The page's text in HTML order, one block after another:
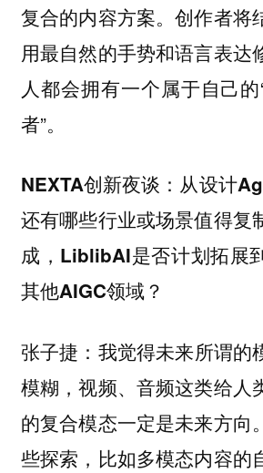
复合的内容方案。创作者将
用最自然的手势和语言表达
人都会拥有一个属于自己
者”。
NEXTA创新夜谈：从设计
还有哪些行业或场景值得复
成，LiblibAI是否计划拓展
其他AIGC领域？
张子捷 ：我觉得未来所谓的
模糊，视频、音频这类给人
的复合模态一定是未来方向
些探索，比如多模态内容的